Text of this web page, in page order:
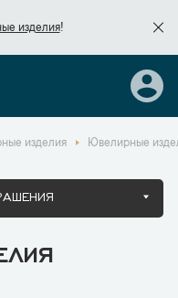
изделия!
изделия Ювелирные